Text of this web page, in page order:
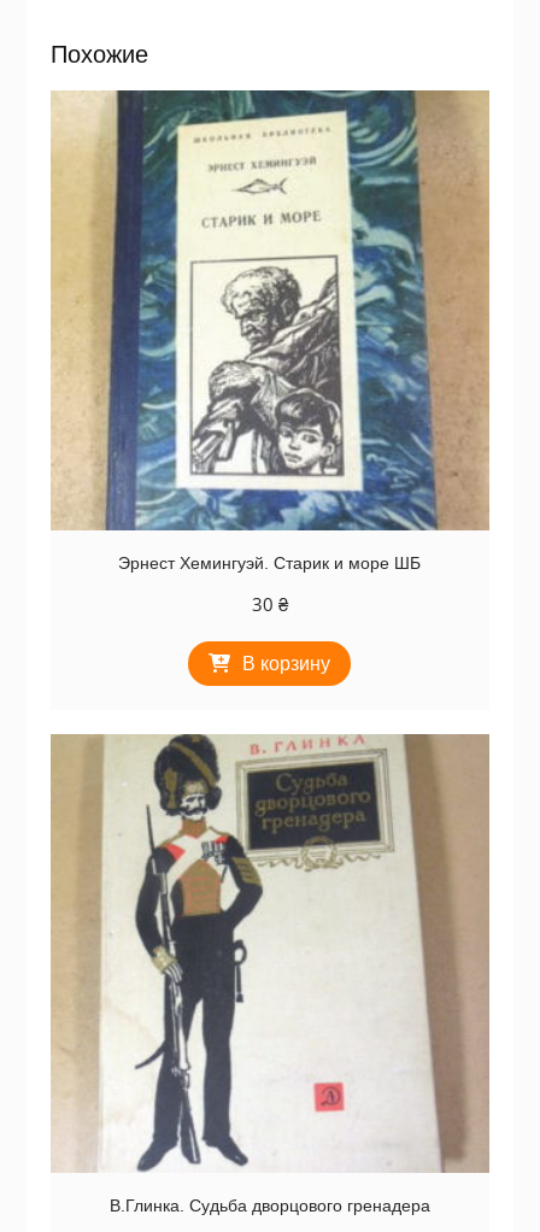
Похожие
Эрнест Хемингуэй. Старик и море ШБ
30 ₴
В корзину
В.Глинка. Судьба дворцового гренадера